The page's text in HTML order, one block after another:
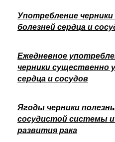
Употребление
болезней сердца и
Ежедневное
черники существенно
сердца и сосудов
Ягоды черники
сосудистой системы
развития рака